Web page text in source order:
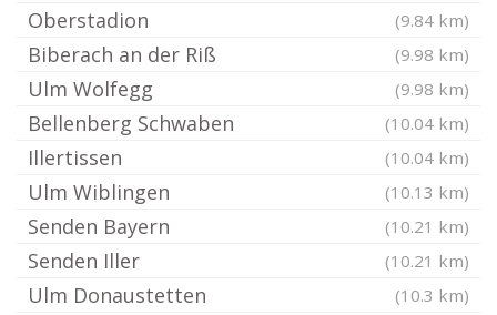
Oberstadion (9.84 km)
Biberach an der Riß (9.98 km)
Ulm Wolfegg (9.98 km)
Bellenberg Schwaben (10.04 km)
Illertissen (10.04 km)
Ulm Wiblingen (10.13 km)
Senden Bayern (10.21 km)
Senden Iller (10.21 km)
Ulm Donaustetten (10.3 km)